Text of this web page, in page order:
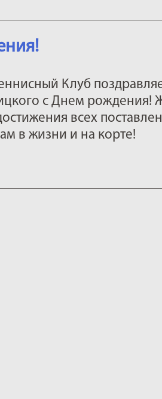
Клуб
с Днем рождения!
всех
в жизни и на корте!